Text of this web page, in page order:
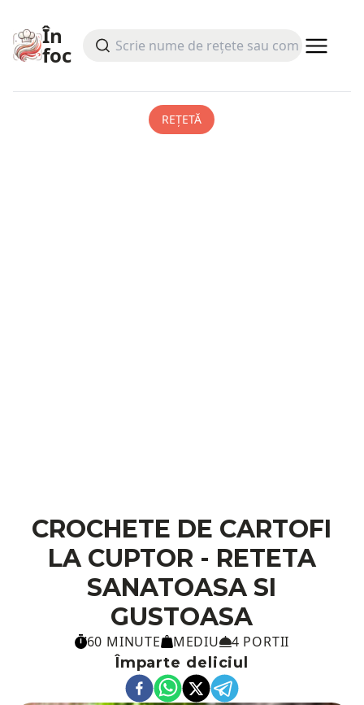
În
foc
REȚETĂ
CROCHETE DE CARTOFI
LA CUPTOR - RETETA
SANATOASA SI
GUSTOASA
60 MINUTE MEDIU
4 PORTII
Împarte deliciul